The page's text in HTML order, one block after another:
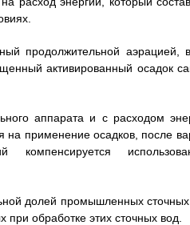
продолжительной аэрацией,
активированный осадок
аппарата и с расходом
на применение осадков, после
компенсируется
долей промышленных сточных
обработке этих сточных вод.